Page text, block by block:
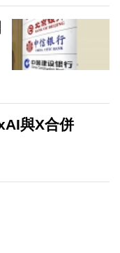
與X合併